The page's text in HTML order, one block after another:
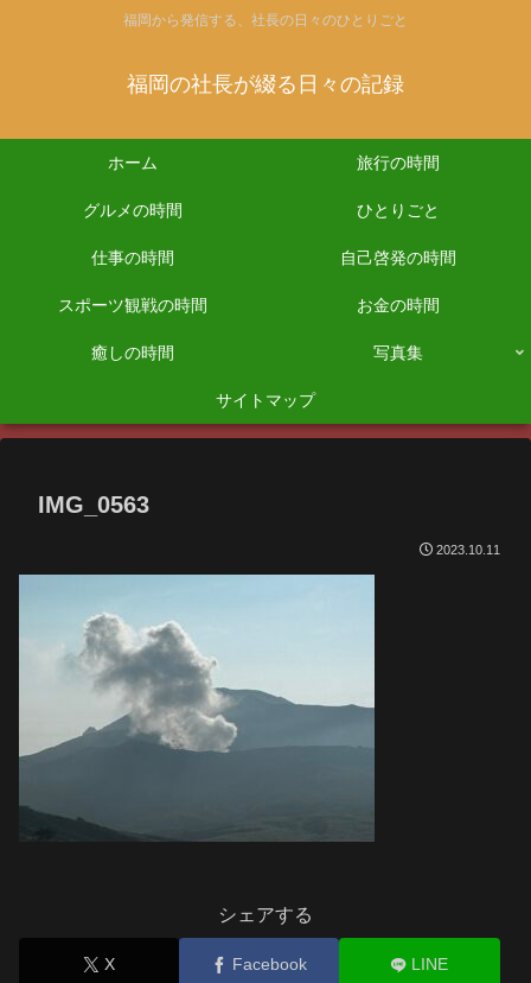
福岡から発信する、社長の日々のひとりごと
福岡の社長が綴る日々の記録
ホーム 旅行の時間
グルメの時間 ひとりごと
仕事の時間 自己啓発の時間
スポーツ観戦の時間 お金の時間
癒しの時間 写真集
サイトマップ
IMG_0563
2023.10.11
シェアする
X Facebook LINE